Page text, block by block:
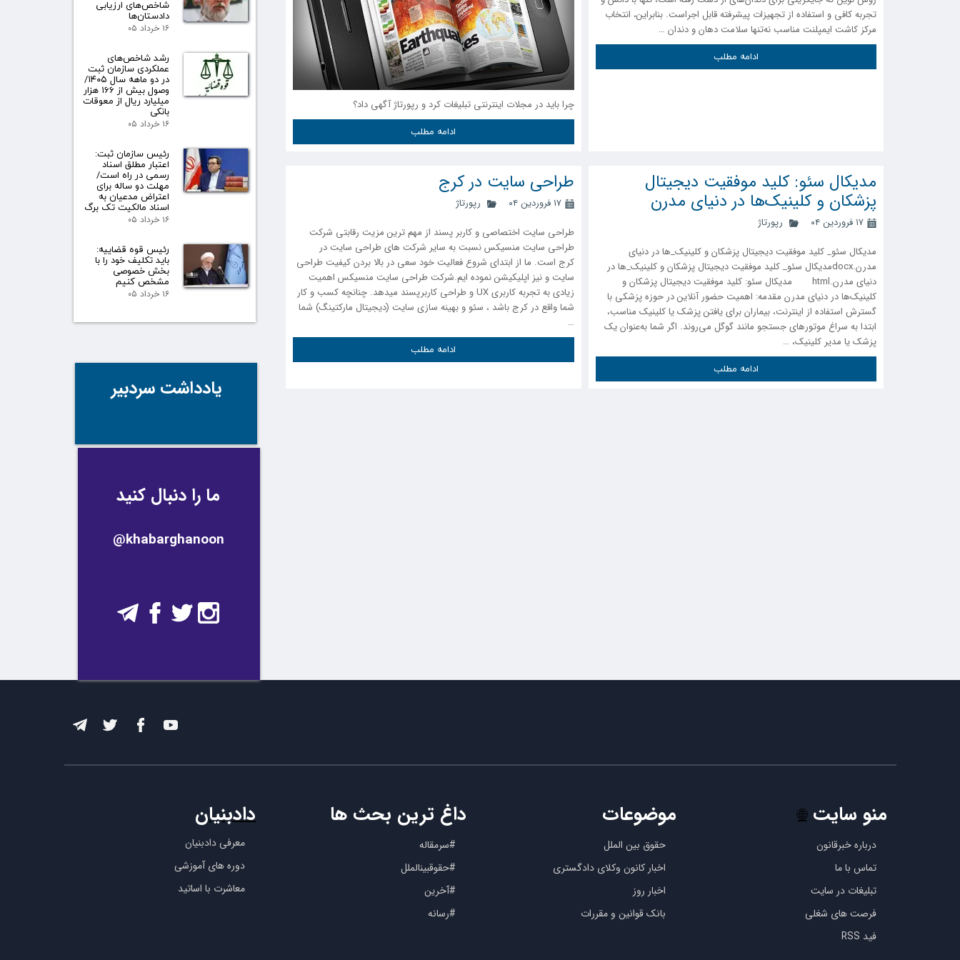
تجربه کافی و استفاده از تجهیزات پیشرفته قابل اجراست. بنابراین، انتخاب
مرکز کاشت ایمپلنت مناسب نه‌تنها سلامت دهان و دندان …
ادامه مطلب
چرا باید در مجلات اینترنتی تبلیغات کرد و رپورتاژ آگهی داد؟
ادامه مطلب
مدیکال سئو: کلید موفقیت دیجیتال
پزشکان و کلینیک‌ها در دنیای مدرن
۱۷ فروردین ۰۴
رپورتاژ
مدیکال سئو_ کلید موفقیت دیجیتال پزشکان و کلینیک_ها در دنیای
مدرن.docxمدیکال سئو_ کلید موفقیت دیجیتال پزشکان و کلینیک_ها در
دنیای مدرن.html مدیکال سئو: کلید موفقیت دیجیتال پزشکان و
کلینیک‌ها در دنیای مدرن مقدمه: اهمیت حضور آنلاین در حوزه پزشکی با
گسترش استفاده از اینترنت، بیماران برای یافتن پزشک یا کلینیک مناسب،
ابتدا به سراغ موتورهای جستجو مانند گوگل می‌روند. اگر شما به‌عنوان یک
پزشک یا مدیر کلینیک، …
ادامه مطلب
طراحی سایت در کرج
۱۷ فروردین ۰۴
رپورتاژ
طراحی سایت اختصاصی و کاربر پسند از مهم ترین مزیت رقابتی شرکت
طراحی سایت منسیکس نسبت به سایر شرکت های طراحی سایت در
کرج است. ما از ابتدای شروع فعالیت خود سعی در بالا بردن کیفیت طراحی
سایت و نیز اپلیکیشن نموده ایم.شرکت طراحی سایت منسیکس اهمیت
زیادی به تجربه کاربری UX و طراحی کاربرپسند میدهد. چنانچه کسب و کار
شما واقع در کرج باشد ، سئو و بهینه سازی سایت (دیجیتال مارکتینگ) شما
…
ادامه مطلب
شاخص‌های ارزیابی
دادستان‌ها
۱۶ خرداد ۰۵
رشد شاخص‌های
عملکردی سازمان ثبت
در دو ماهه سال ۱۴۰۵/
وصول بیش از ۱۶۶ هزار
میلیارد ریال از معوقات
بانکی
۱۶ خرداد ۰۵
رئیس سازمان ثبت:
اعتبار مطلق اسناد
رسمی در راه است/
مهلت دو ساله برای
اعتراض مدعیان به
اسناد مالکیت تک برگ
۱۶ خرداد ۰۵
رئیس قوه قضاییه:
باید تکلیف خود را با
بخش خصوصی
مشخص کنیم
۱۶ خرداد ۰۵
یادداشت سردبیر
@khabarghanoon
ما را دنبال کنید
درباره خبرقانون
تماس با ما
تبلیغات در سایت
فرصت های شغلی
فید RSS
منو سایت 🌐
معرفی دادبنیان
دوره های آموزشی
معاشرت با اساتید
دادبنیان
حقوق بین الملل
اخبار کانون وکلای دادگستری
اخبار روز
بانک قوانین و مقررات
موضوعات
#سرمقاله
#حقوقبینالملل
#آخرین
#رسانه
داغ ترین بحث ها